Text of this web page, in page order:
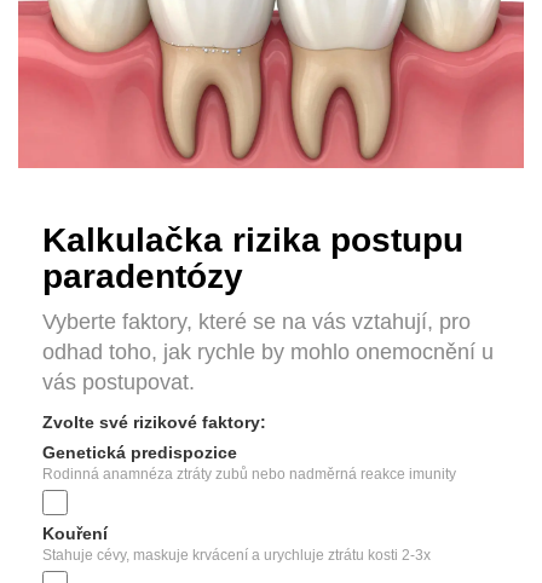
Kalkulačka rizika postupu
paradentózy
Vyberte faktory, které se na vás vztahují, pro
odhad toho, jak rychle by mohlo onemocnění u
vás postupovat.
Zvolte své rizikové faktory:
Genetická predispozice
Rodinná anamnéza ztráty zubů nebo nadměrná reakce imunity
Kouření
Stahuje cévy, maskuje krvácení a urychluje ztrátu kosti 2-3x